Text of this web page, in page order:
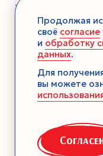
Тесто
Смеси-
Ароматика
Десерты без
Консервация
Семена
Продолжая
своё согласие
и обработку
данных.
Для
вы можете